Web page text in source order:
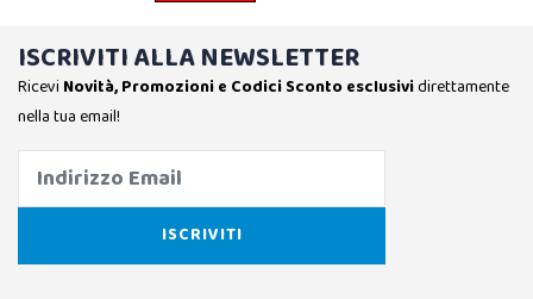
ISCRIVITI ALLA NEWSLETTER
Ricevi Novità, Promozioni e Codici Sconto esclusividirettamente
nella tua email!